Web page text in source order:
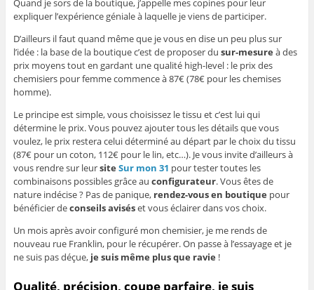
Quand je sors de la boutique, j’appelle mes copines pour leur
expliquer l’expérience géniale à laquelle je viens de participer.
D’ailleurs il faut quand même que je vous en dise un peu plus sur
l’idée : la base de la boutique c’est de proposer du sur-mesure à des
prix moyens tout en gardant une qualité high-level : le prix des
chemisiers pour femme commence à 87€ (78€ pour les chemises
homme).
Le principe est simple, vous choisissez le tissu et c’est lui qui
détermine le prix. Vous pouvez ajouter tous les détails que vous
voulez, le prix restera celui déterminé au départ par le choix du tissu
(87€ pour un coton, 112€ pour le lin, etc…). Je vous invite d’ailleurs à
vous rendre sur leursite Sur mon 31 pour tester toutes les
combinaisons possibles grâce au configurateur. Vous êtes de
nature indécise ? Pas de panique, rendez-vous en boutique pour
bénéficier deconseils aviséset vous éclairer dans vos choix.
Un mois après avoir configuré mon chemisier, je me rends de
nouveau rue Franklin, pour le récupérer. On passe à l’essayage et je
ne suis pas déçue, je suis même plus que ravie !
Qualité, précision, coupe parfaire, je suis